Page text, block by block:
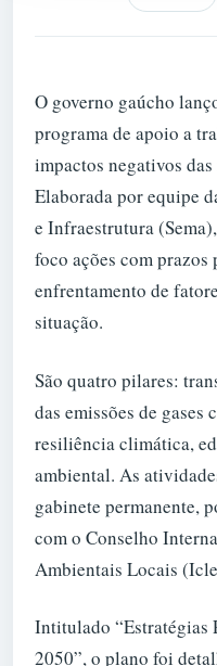
O governo gaúcho
programa de apoio a
impactos negativos
Elaborada por equipe
e Infraestrutura
foco ações com
enfrentamento de
situação.
São quatro pilares:
das emissões de gases
resiliência climática,
ambiental. As
gabinete permanente,
com o Conselho
Ambientais Locais
Intitulado “Estratégias
2050”, o plano foi